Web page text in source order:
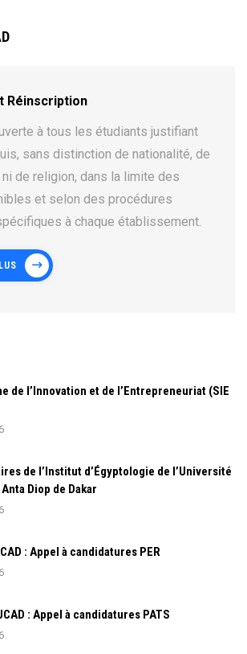
Réinscription
à tous les étudiants justifiant
sans distinction de nationalité, de
de religion, dans la limite des
et selon des procédures
à chaque établissement.
de l’Innovation et de l’Entrepreneuriat (SIE
de l’Institut d’Égyptologie de l’Université
Diop de Dakar
: Appel à candidatures PER
: Appel à candidatures PATS